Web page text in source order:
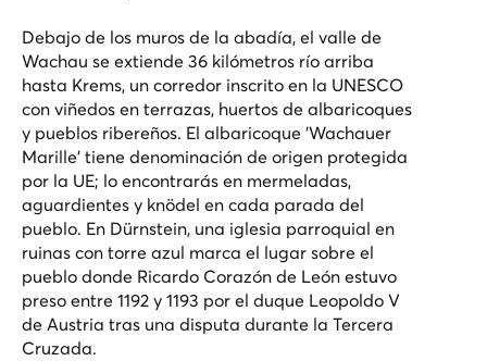
Debajo de los muros de la abadía, el valle de
Wachau se extiende 36 kilómetros río arriba
hasta Krems, un corredor inscrito en la UNESCO
con viñedos en terrazas, huertos de albaricoques
y pueblos ribereños. El albaricoque 'Wachauer
Marille' tiene denominación de origen protegida
por la UE; lo encontrarás en mermeladas,
aguardientes y knödel en cada parada del
pueblo. En Dürnstein, una iglesia parroquial en
ruinas con torre azul marca el lugar sobre el
pueblo donde Ricardo Corazón de León estuvo
preso entre 1192 y 1193 por el duque Leopoldo V
de Austria tras una disputa durante la Tercera
Cruzada.